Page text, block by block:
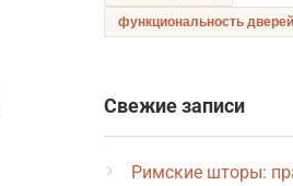
функциональность дверей
Свежие записи
Римские шторы: